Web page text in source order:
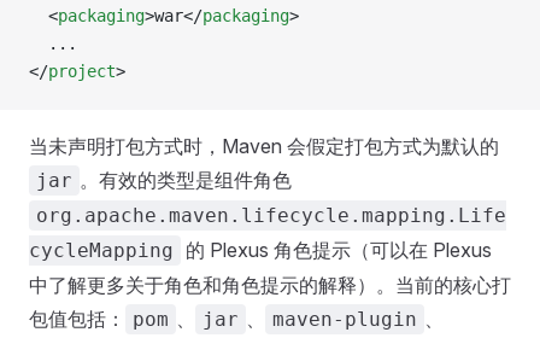
  <
packaging>war</packaging>
  ...
</project>
当未声明打包方式时，Maven 会假定打包方式为默认的
jar 。有效的类型是组件角色
org.apache.maven.lifecycle.mapping.Life
cycleMapping
的 Plexus 角色提示（可以在 Plexus
中了解更多关于角色和角色提示的解释）。当前的核心打
包值包括：
pom 、 jar 、 maven-plugin 、